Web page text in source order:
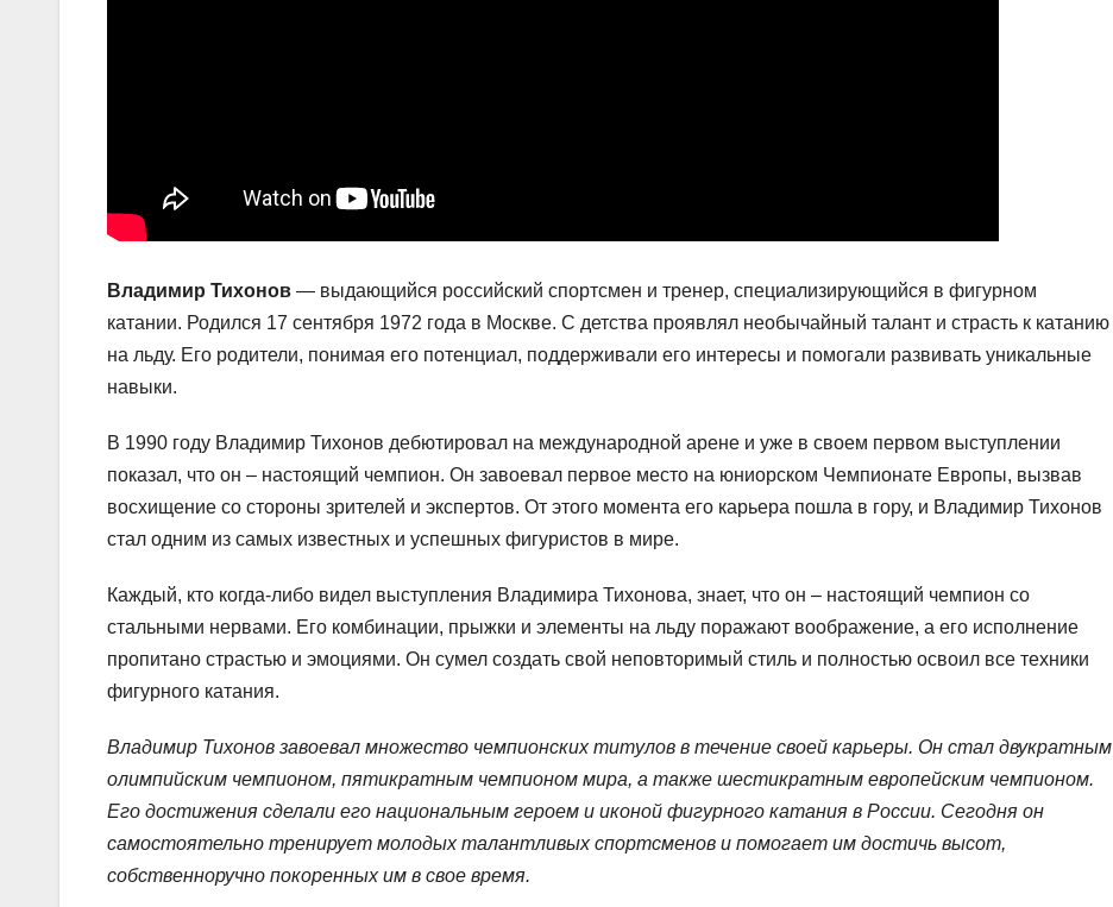
Владимир Тихонов — выдающийся российский спортсмен и тренер, специализирующийся в фигурном
катании. Родился 17 сентября 1972 года в Москве. С детства проявлял необычайный талант и страсть к катанию
на льду. Его родители, понимая его потенциал, поддерживали его интересы и помогали развивать уникальные
навыки.
В 1990 году Владимир Тихонов дебютировал на международной арене и уже в своем первом выступлении
показал, что он – настоящий чемпион. Он завоевал первое место на юниорском Чемпионате Европы, вызвав
восхищение со стороны зрителей и экспертов. От этого момента его карьера пошла в гору, и Владимир Тихонов
стал одним из самых известных и успешных фигуристов в мире.
Каждый, кто когда-либо видел выступления Владимира Тихонова, знает, что он – настоящий чемпион со
стальными нервами. Его комбинации, прыжки и элементы на льду поражают воображение, а его исполнение
пропитано страстью и эмоциями. Он сумел создать свой неповторимый стиль и полностью освоил все техники
фигурного катания.
Владимир Тихонов завоевал множество чемпионских титулов в течение своей карьеры. Он стал двукратным
олимпийским чемпионом, пятикратным чемпионом мира, а также шестикратным европейским чемпионом.
Его достижения сделали его национальным героем и иконой фигурного катания в России. Сегодня он
самостоятельно тренирует молодых талантливых спортсменов и помогает им достичь высот,
собственноручно покоренных им в свое время.